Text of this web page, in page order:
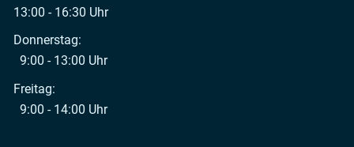
13:00 - 16:30 Uhr
Donnerstag:
9:00 - 13:00 Uhr
Freitag:
9:00 - 14:00 Uhr